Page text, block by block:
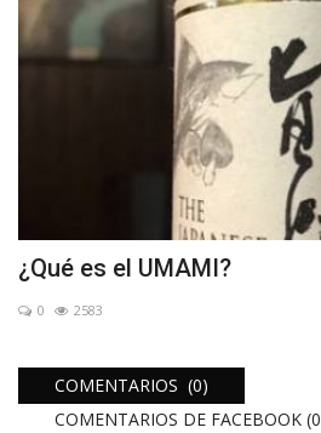
¿Qué es el UMAMI?
0 2583
COMENTARIOS (0)
COMENTARIOS DE FACEBOOK (0